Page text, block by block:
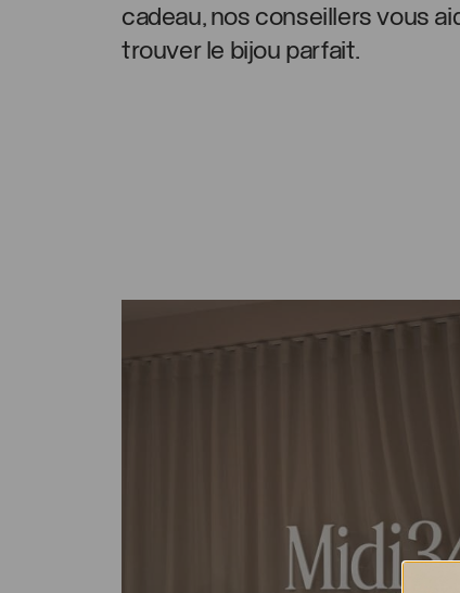
cadeau, nos conseillers vous
trouver le bijou parfait.